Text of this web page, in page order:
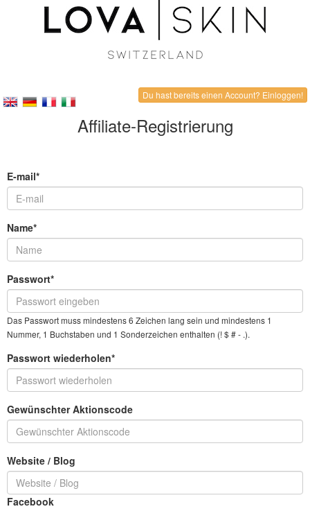
Du hast bereits einen Account? Einloggen!
Affiliate-Registrierung
E-mail*
Name*
Passwort*
Das Passwort muss mindestens 6 Zeichen lang sein und mindestens 1
Nummer, 1 Buchstaben und 1 Sonderzeichen enthalten (! $ # - .).
Passwort wiederholen*
Gewünschter Aktionscode
Website / Blog
Facebook